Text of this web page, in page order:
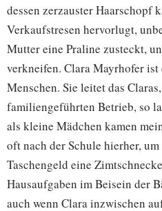
dessen zerzauster Haarschopf
Verkaufstresen hervorlugt,
Mutter eine Praline zusteckt,
verkneifen. Clara Mayrhofer ist
Menschen. Sie leitet das
familiengeführten Betrieb, so
als kleine Mädchen kamen
oft nach der Schule hierher,
Taschengeld eine
Hausaufgaben im Beisein der
auch wenn Clara inzwischen